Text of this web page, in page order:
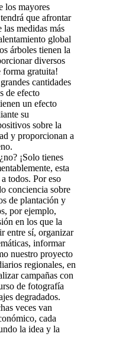
los mayores
que afrontar
medidas más
global
árboles tienen la
diversos
forma gratuita!
cantidades
de efecto
un efecto
su
sobre la
y proporcionan a
¡Solo tienes
esta
todos. Por eso
conciencia sobre
de plantación y
por ejemplo,
en los que la
entre sí, organizar
informar
nuestro proyecto
regionales, en
campañas con
de fotografía
degradados.
veces van
cada
la idea y la